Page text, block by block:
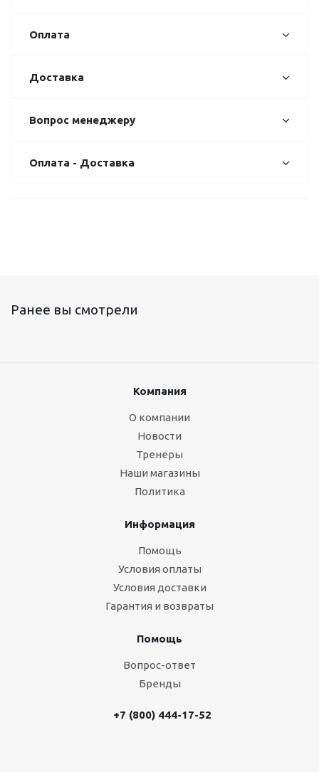
Оплата
Доставка
Вопрос менеджеру
Оплата - Доставка
Ранее вы смотрели
Компания
О компании
Новости
Тренеры
Наши магазины
Политика
Информация
Помощь
Условия оплаты
Условия доставки
Гарантия и возвраты
Помощь
Вопрос-ответ
Бренды
+7 (800) 444-17-52